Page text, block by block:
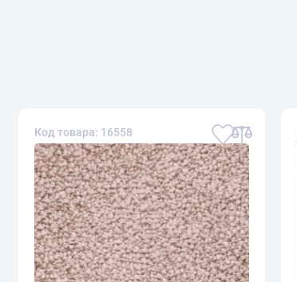
Код товара: 16558